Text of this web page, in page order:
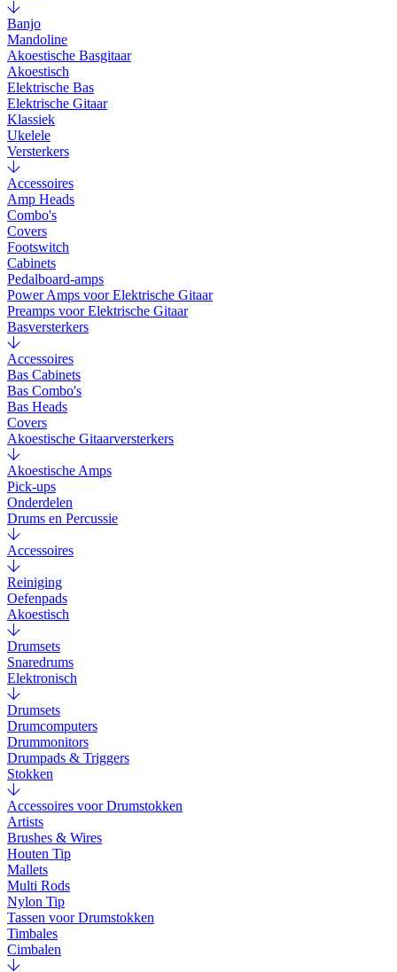
Banjo
Mandoline
Akoestische Basgitaar
Akoestisch
Elektrische Bas
Elektrische Gitaar
Klassiek
Ukelele
Versterkers
Accessoires
Amp Heads
Combo's
Covers
Footswitch
Cabinets
Pedalboard-amps
Power Amps voor Elektrische Gitaar
Preamps voor Elektrische Gitaar
Basversterkers
Accessoires
Bas Cabinets
Bas Combo's
Bas Heads
Covers
Akoestische Gitaarversterkers
Akoestische Amps
Pick-ups
Onderdelen
Drums en Percussie
Accessoires
Reiniging
Oefenpads
Akoestisch
Drumsets
Snaredrums
Elektronisch
Drumsets
Drumcomputers
Drummonitors
Drumpads & Triggers
Stokken
Accessoires voor Drumstokken
Artists
Brushes & Wires
Houten Tip
Mallets
Multi Rods
Nylon Tip
Tassen voor Drumstokken
Timbales
Cimbalen